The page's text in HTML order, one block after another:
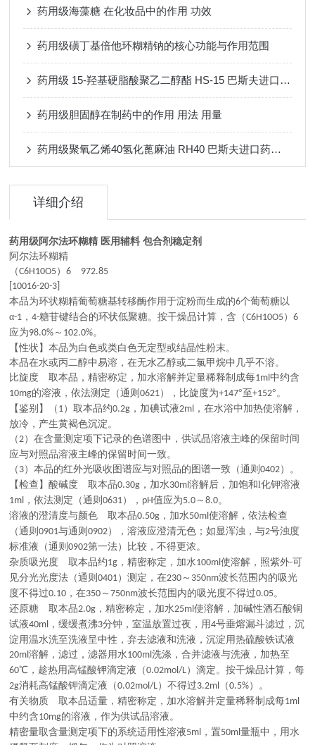
药用级海藻糖 在化妆品中的作用 功效
药用级磺丁基倍他环糊精钠的核心功能与作用范围
药用级 15-羟基硬脂酸聚乙二醇酯 HS-15 巴斯夫进口辅料 有备案资质
药用级胆固醇在制药中的作用 用法 用量
药用级聚氧乙烯40氢化蓖麻油 RH40 巴斯夫进口药用辅料 增溶剂 有登记号
详细介绍
药用级阿尔法环糊精 医用辅料 包合剂稳定剂
阿尔法环糊精
（C6H10O5）6
972.85
[10016-20-3]
本品为环状糊精葡萄糖基转移酶作用于淀粉而生成的6个葡萄糖以
α-1 ，4-糖苷键结合的环状低聚糖。按干燥品计算，含（C6H10O5）6
应为98.0% ～ 102.0%。
【性状】本品为白色或类白色无定型或结晶性粉末。
本品在水或丙二醇中易溶，在无水乙醇或二氯甲烷中几乎不溶。
比旋度 取本品，精密称定，加水溶解并定量稀释制成每1ml中约含
10mg的溶液，依法测定（通则0621），比旋度为+147°至+152°。
【鉴别】（ 1）取本品约0.2g ，加碘试液2ml ，在水浴中加热使溶解，
放冷，产生黄褐色沉淀。
（2）在含量测定项下记录的色谱图中，供试品溶液主峰的保留时间
应与对照品溶液主峰的保留时间一致。
（ 3）本品的红外光吸收图谱应与对照品的图谱一致（通则0402）。
【检查】酸碱度 取本品0.30g ，加水30ml溶解后，加饱和l化钾溶液
1ml ，依法测定（通则0631）， pH值应为5.0 ～8.0。
溶液的澄清度与颜色 取本品0.50g ，加水50ml使溶解，依法检查
（通则0901与通则0902），溶液应澄清无色；如显浑浊，与2号浊度
标准液（通则0902第一法）比较，不得更浓。
杂质吸光度 取本品约1g ，精密称定，加水100ml使溶解，照紫外-可
见分光光度法（通则0401）测定，在230 ～ 350nm波长范围内的吸光
度不得过0.10 ，在350 ～750nm波长范围内的吸光度不得过0.05。
还原糖 取本品2.0g ，精密称定，加水25ml使溶解，加碱性酒石酸铜
试液40ml ，缓缓煮沸3分钟，室温放置过夜，用4号垂熔漏斗滤过，沉
淀用温水洗至洗液呈中性，弃去滤液和洗液，沉淀用热硫酸铁试液
20ml溶解，滤过，滤器用水100ml洗涤，合并滤液与洗液，加热至
60℃，趁热用高锰酸钾滴定液（0.02mol/L）滴定。按干燥品计算，每
2g消耗高锰酸钾滴定液（0.02mol/L）不得过3.2ml （0.5%）。
有关物质 取本品适量，精密称定，加水溶解并定量稀释制成每1ml
中约含10mg的溶液，作为供试品溶液。
精密量取含量测定项下的系统适用性溶液5ml ，置50ml量瓶中，用水